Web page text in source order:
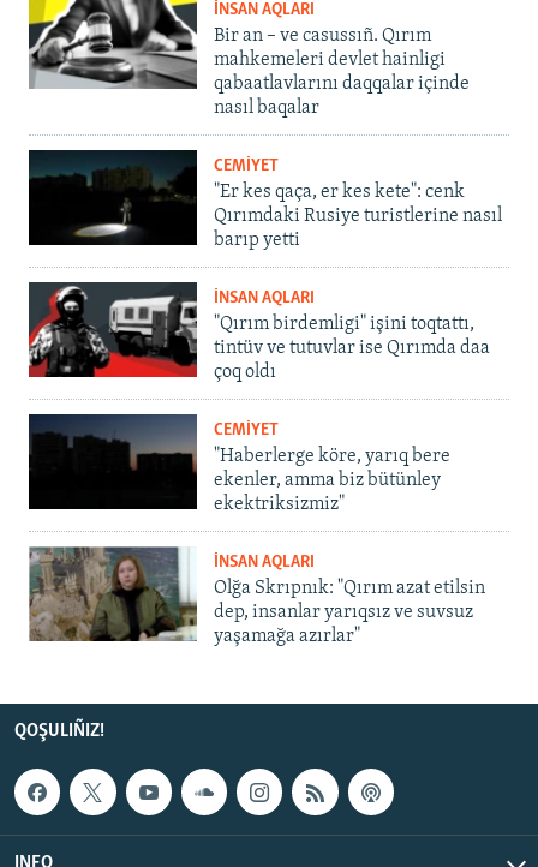
İNSAN AQLARI
Bir an – ve casussıñ. Qırım
mahkemeleri devlet hainligi
qabaatlavlarını daqqalar içinde
nasıl baqalar
CEMİYET
"Er kes qaça, er kes kete": cenk
Qırımdaki Rusiye turistlerine nasıl
barıp yetti
İNSAN AQLARI
"Qırım birdemligi" işini toqtattı,
tintüv ve tutuvlar ise Qırımda daa
çoq oldı
CEMİYET
"Haberlerge köre, yarıq bere
ekenler, amma biz bütünley
ekektriksizmiz"
İNSAN AQLARI
Olğa Skrıpnık: "Qırım azat etilsin
dep, insanlar yarıqsız ve suvsuz
yaşamağa azırlar"
QOŞULIÑIZ!
INFO